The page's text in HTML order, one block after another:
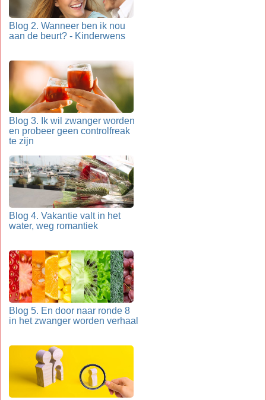
Blog 2. Wanneer ben ik nou
aan de beurt? - Kinderwens
Blog 3. Ik wil zwanger worden
en probeer geen controlfreak
te zijn
Blog 4. Vakantie valt in het
water, weg romantiek
Blog 5. En door naar ronde 8
in het zwanger worden verhaal